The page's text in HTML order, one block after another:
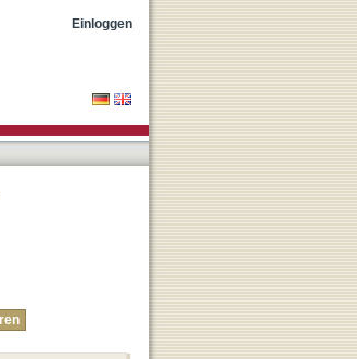
Einloggen